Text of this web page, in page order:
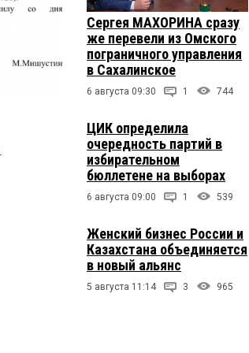
Сергея МАХОРИНА сразу
же перевели из Омского
пограничного управления
в Сахалинское
6 августа 09:30 1 744
ЦИК определила
очередность партий в
избирательном
бюллетене на выборах
6 августа 09:00 1 539
Женский бизнес России и
Казахстана объединяется
в новый альянс
5 августа 11:14 3 965